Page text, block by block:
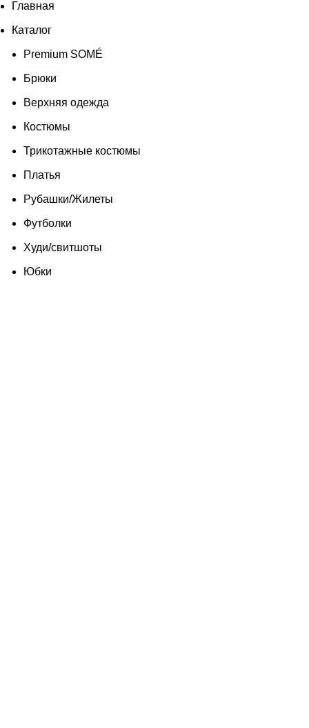
Главная
Каталог
Premium SOMÉ
Брюки
Верхняя одежда
Костюмы
Трикотажные костюмы
Платья
Рубашки/Жилеты
Футболки
Худи/свитшоты
Юбки